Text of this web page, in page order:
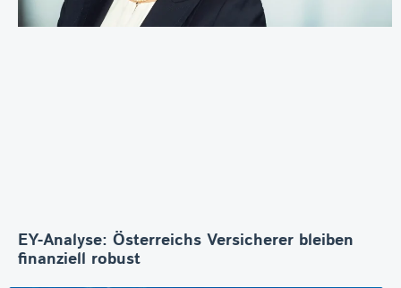
EY-Analyse: Österreichs Versicherer bleiben
finanziell robust